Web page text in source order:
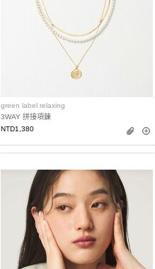
green label relaxing
3WAY 拼接項鍊
NTD1,380